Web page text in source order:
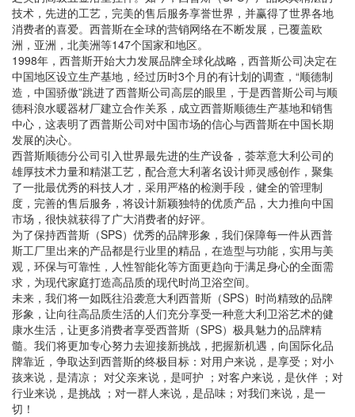
技术，先进的工艺，完美的售后服务享誉世界，并赢得了世界各地
消费者的喜爱。西普斯在全球的营销网络在不断发展，已覆盖欧
洲，亚洲，北美洲等147个国家和地区。
1998年，西普斯开始大力发展品牌全球化战略，西普斯公司决定在
中国地区设立生产基地，经过历时3个月的有计划的调查，“顺德制
造，中国骄傲”跳进了西普斯公司高层的眼里，于是西普斯公司与顺
德科浪水暖器材厂建立合作关系，成立西普斯顺德生产基地和销售
中心，这表明了西普斯公司对中国市场的信心与西普斯在中国长期
发展的决心。
西普斯顺德分公司引入世界最先进的生产设备，荟萃意大利公司的
雄厚技术力量和精湛工艺，配合意大利著名设计师灵感创作，聚集
了一批最优秀的科技人才，采用严格的检测手段，健全的管理制
度，完善的售后服务，将设计新颖独特的优质产品，大力推向中国
市场，很快就获得了广大消费者的好评。
为了保持西普斯（SPS）优秀的品牌形象，我们保障每一件从西普
斯工厂里出来的产品都是行业里的精品，在造型与功能，实用与美
观，环保与可靠性，人性智能化等方面更趋向于满足身心的全面需
求，为现代家庭打造高品质的现代时尚卫浴空间。
未来，我们将一如既往沿袭意大利西普斯（SPS）时尚精致的品牌
形象，让向往高品质生活的人们充分享受一种意大利卫浴艺术的健
康水生活，让更多消费者享受西普斯（SPS）极具魅力的品牌精
髓。我们将更加专心努力去迎接新挑战，把握新机遇，向国际化品
牌靠近，争取达到西普斯的终极目标：对用户来说，是享受；对小
孩来说，是清凉； 对父亲来说，是呵护 ；对客户来说，是伙伴 ；对
行业来说，是挑战 ；对一群人来说，是品味；对我们来说，是一
切！